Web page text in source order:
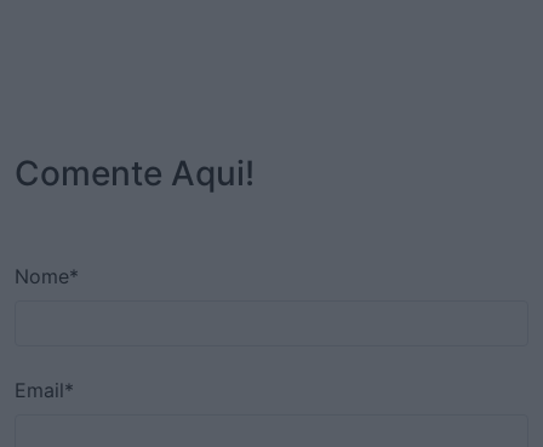
Comente Aqui!
Nome*
Email*